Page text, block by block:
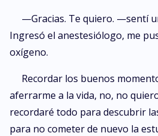
—Gracias. Te quiero. —sentí
Ingresó el anestesiólogo, me
oxígeno.
Recordar los buenos
aferrarme a la vida, no, no
recordaré todo para descubrir
para no cometer de nuevo la